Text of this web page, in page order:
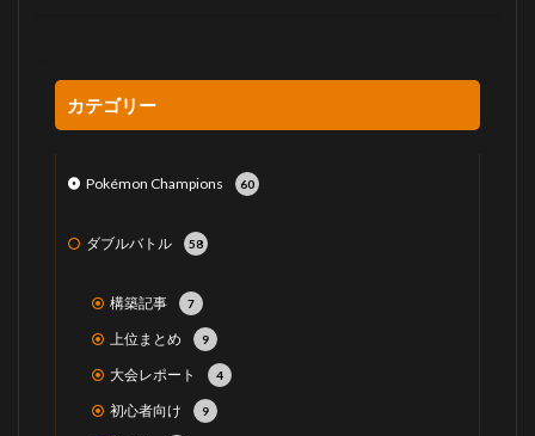
カテゴリー
Pokémon Champions 60
ダブルバトル 58
構築記事 7
上位まとめ 9
大会レポート 4
初心者向け 9